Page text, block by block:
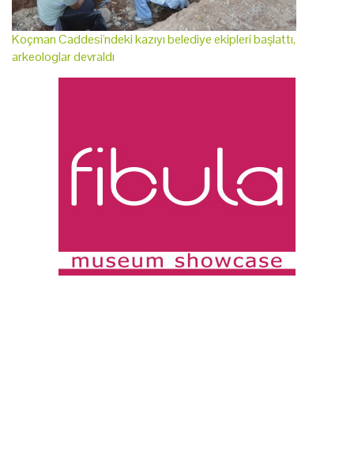
Koçman Caddesi'ndeki kazıyı belediye ekipleri başlattı,
arkeologlar devraldı